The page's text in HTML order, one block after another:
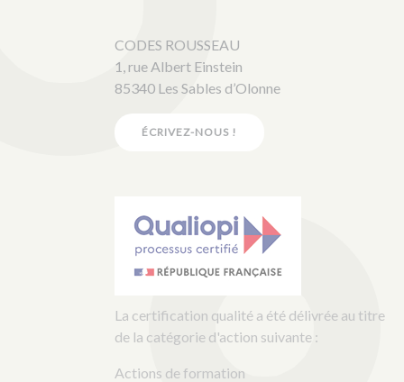
CODES ROUSSEAU
1, rue Albert Einstein
85340 Les Sables d’Olonne
ÉCRIVEZ-NOUS !
La certification qualité a été délivrée au titre
de la catégorie d'action suivante :
Actions de formation